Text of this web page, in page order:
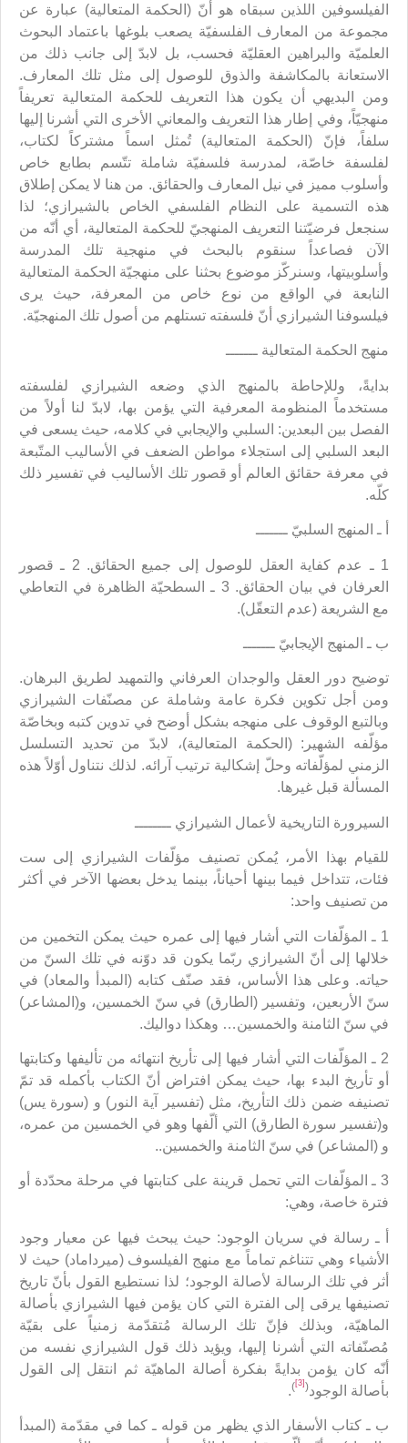
الفيلسوفين اللذين سبقاه هو أنّ (الحكمة المتعالية) عبارة عن
مجموعة من المعارف الفلسفيّة يصعب بلوغها باعتماد البحوث
العلميّة والبراهين العقليّة فحسب، بل لابدّ إلى جانب ذلك من
الاستعانة بالمكاشفة والذوق للوصول إلى مثل تلك المعارف.
ومن البديهي أن يكون هذا التعريف للحكمة المتعالية تعريفاً
منهجيّاً، وفي إطار هذا التعريف والمعاني الأخرى التي أشرنا إليها
سلفاً، فإنّ (الحكمة المتعالية) تُمثل اسماً مشتركاً لكتاب،
لفلسفة خاصّة، لمدرسة فلسفيّة شاملة تتّسم بطابع خاص
وأسلوب مميز في نيل المعارف والحقائق. من هنا لا يمكن إطلاق
هذه التسمية على النظام الفلسفي الخاص بالشيرازي؛ لذا
سنجعل فرضيّتنا التعريف المنهجيّ للحكمة المتعالية، أي أنّه من
الآن فصاعداً سنقوم بالبحث في منهجية تلك المدرسة
وأسلوبيتها، وسنركّز موضوع بحثنا على منهجيّة الحكمة المتعالية
النابعة في الواقع من نوع خاص من المعرفة، حيث يرى
فيلسوفنا الشيرازي أنّ فلسفته تستلهم من أصول تلك المنهجيّة.
منهج الحكمة المتعالية ـــــــ
بدايةً، وللإحاطة بالمنهج الذي وضعه الشيرازي لفلسفته
مستخدماً المنظومة المعرفية التي يؤمن بها، لابدّ لنا أولاً من
الفصل بين البعدين: السلبي والإيجابي في كلامه، حيث يسعى في
البعد السلبي إلى استجلاء مواطن الضعف في الأساليب المتّبعة
في معرفة حقائق العالم أو قصور تلك الأساليب في تفسير ذلك
كلّه.
أ ـ المنهج السلبيّ ـــــــ
1 ـ عدم كفاية العقل للوصول إلى جميع الحقائق. 2 ـ قصور
العرفان في بيان الحقائق. 3 ـ السطحيّة الظاهرة في التعاطي
مع الشريعة (عدم التعقّل).
ب ـ المنهج الإيجابيّ ـــــــ
توضيح دور العقل والوجدان العرفاني والتمهيد لطريق البرهان.
ومن أجل تكوين فكرة عامة وشاملة عن مصنّفات الشيرازي
وبالتبع الوقوف على منهجه بشكل أوضح في تدوين كتبه وبخاصّة
مؤلّفه الشهير: (الحكمة المتعالية)، لابدّ من تحديد التسلسل
الزمني لمؤلّفاته وحلّ إشكالية ترتيب آرائه. لذلك نتناول أوّلاً هذه
المسألة قبل غيرها.
السيرورة التاريخية لأعمال الشيرازي ــــــــ
للقيام بهذا الأمر، يُمكن تصنيف مؤلّفات الشيرازي إلى ست
فئات، تتداخل فيما بينها أحياناً، بينما يدخل بعضها الآخر في أكثر
من تصنيف واحد:
1 ـ المؤلّفات التي أشار فيها إلى عمره حيث يمكن التخمين من
خلالها إلى أنّ الشيرازي ربّما يكون قد دوّنه في تلك السنّ من
حياته. وعلى هذا الأساس، فقد صنّف كتابه (المبدأ والمعاد) في
سنّ الأربعين، وتفسير (الطارق) في سنّ الخمسين، و(المشاعر)
في سنّ الثامنة والخمسين… وهكذا دواليك.
2 ـ المؤلّفات التي أشار فيها إلى تأريخ انتهائه من تأليفها وكتابتها
أو تأريخ البدء بها، حيث يمكن افتراض أنّ الكتاب بأكمله قد تمّ
تصنيفه ضمن ذلك التأريخ، مثل (تفسير آية النور) و (سورة يس)
و(تفسير سورة الطارق) التي ألّفها وهو في الخمسين من عمره،
و (المشاعر) في سنّ الثامنة والخمسين..
3 ـ المؤلّفات التي تحمل قرينة على كتابتها في مرحلة محدّدة أو
فترة خاصة، وهي:
أ ـ رسالة في سريان الوجود: حيث يبحث فيها عن معيار وجود
الأشياء وهي تتناغم تماماً مع منهج الفيلسوف (ميرداماد) حيث لا
أثر في تلك الرسالة لأصالة الوجود؛ لذا نستطيع القول بأنّ تاريخ
تصنيفها يرقى إلى الفترة التي كان يؤمن فيها الشيرازي بأصالة
الماهيّة، وبذلك فإنّ تلك الرسالة مُتقدّمة زمنياً على بقيّة
مُصنّفاته التي أشرنا إليها، ويؤيد ذلك قول الشيرازي نفسه من
أنّه كان يؤمن بدايةً بفكرة أصالة الماهيّة ثم انتقل إلى القول
بأصالة الوجود(
[3]
)
.
ب ـ كتاب الأسفار الذي يظهر من قوله ـ كما في مقدّمة (المبدأ